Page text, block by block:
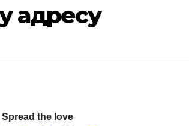
адресу
Spread the love